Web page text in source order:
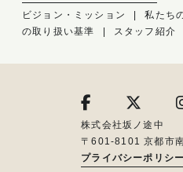
ビジョン・ミッション 私たち
の取り扱い基準
スタッフ紹介
株式会社坂ノ途中
〒601-8101 京都市
プライバシーポリシ